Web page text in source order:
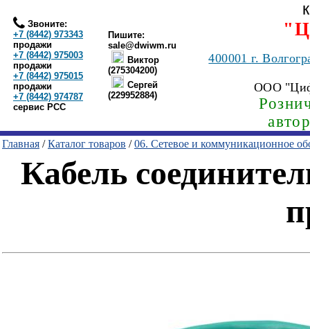
Звоните:
+7 (8442) 973343
продажи
+7 (8442) 975003
продажи
+7 (8442) 975015
продажи
+7 (8442) 974787
сервис РСС
Пишите:
sale@dwiwm.ru
Виктор
(275304200)
Сергей
(229952884)
400001г.
ООО
Главная /Каталог товаров /06. Сетевое и коммуникационное
Кабель